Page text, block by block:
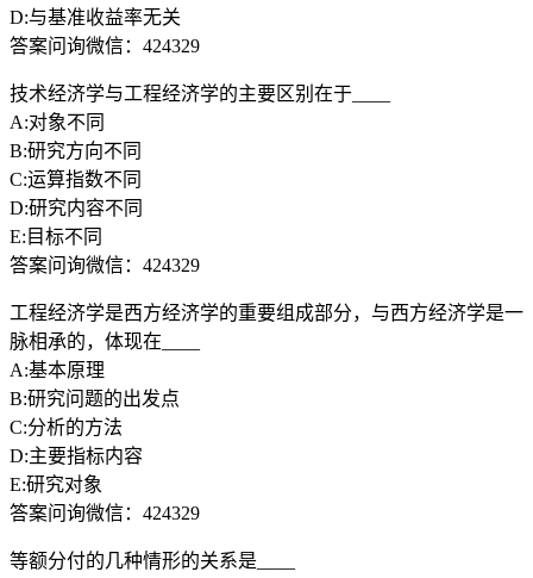
D:与基准收益率无关
答案问询微信：424329
技术经济学与工程经济学的主要区别在于____
A:对象不同
B:研究方向不同
C:运算指数不同
D:研究内容不同
E:目标不同
答案问询微信：424329
工程经济学是西方经济学的重要组成部分，与西方经济学是一
脉相承的，体现在____
A:基本原理
B:研究问题的出发点
C:分析的方法
D:主要指标内容
E:研究对象
答案问询微信：424329
等额分付的几种情形的关系是____